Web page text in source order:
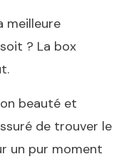
meilleure
? La box
beauté et
de trouver le
un pur moment